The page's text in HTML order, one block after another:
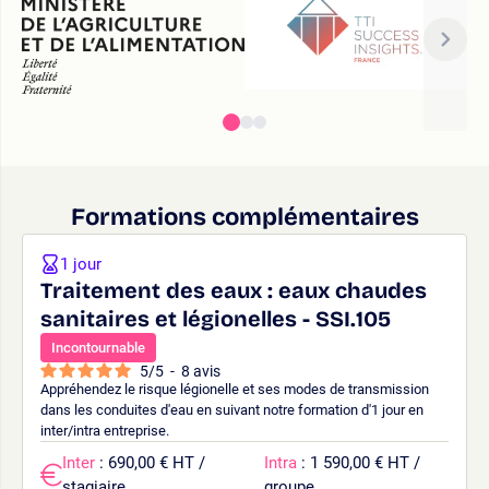
Formations complémentaires
Traitement des eaux : eaux chaudes
sanitaires et légionelles - SSI.105
Incontournable
5/5 - 8 avis
Appréhendez le risque légionelle et ses modes de transmission
dans les conduites d'eau en suivant notre formation d'1 jour en
inter/intra entreprise.
1 jour
Inter : 690,00 € HT /
Intra : 1 590,00 € HT /